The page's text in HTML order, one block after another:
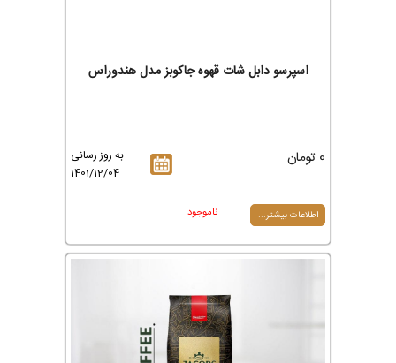
اسپرسو دابل شات قهوه جاکوبز مدل هندوراس
به روز رسانی
1401/12/04
0 تومان
اطلاعات بیشتر... ناموجود